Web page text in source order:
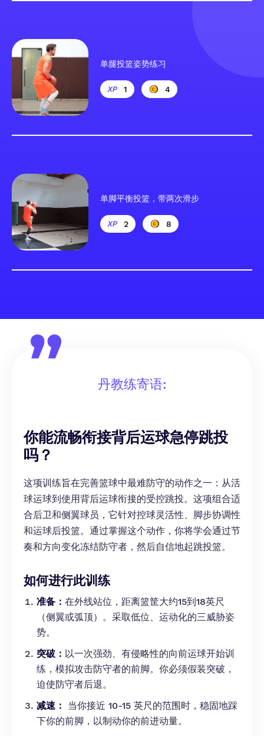
单腿投篮姿势练习
1 4
单脚平衡投篮，带两次滑步
2 8
丹教练寄语:
你能流畅衔接背后运球急停跳投
吗？
这项训练旨在完善篮球中最难防守的动作之一：从活
球运球到使用背后运球衔接的受控跳投。这项组合适
合后卫和侧翼球员，它针对控球灵活性、脚步协调性
和运球后投篮。通过掌握这个动作，你将学会通过节
奏和方向变化冻结防守者，然后自信地起跳投篮。
如何进行此训练
准备： 在外线站位，距离篮筐大约15到18英尺
（侧翼或弧顶）。采取低位、运动化的三威胁姿
势。
突破： 以一次强劲、有侵略性的向前运球开始训
练，模拟攻击防守者的前脚。你必须假装突破，
迫使防守者后退。
减速：
当你接近 10-15 英尺的范围时，稳固地踩
下你的前脚，以制动你的前进动量。